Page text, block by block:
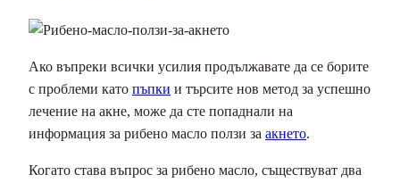
Ако въпреки всички усилия продължавате да се борите
с проблеми като пъпки и търсите нов метод за успешно
лечение на акне, може да сте попаднали на
информация за рибено масло ползи за акнето.
Когато става въпрос за рибено масло, съществуват два